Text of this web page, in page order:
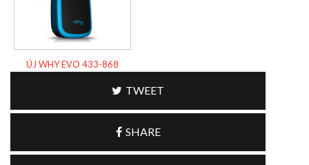
ÚJ WHY EVO 433-868
TWEET
SHARE